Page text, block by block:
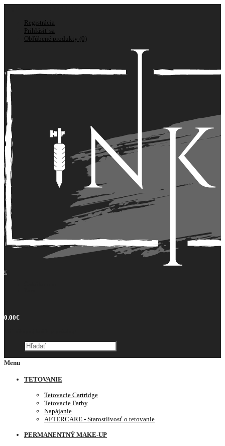
Registrácia
Prihlásiť sa
Obľúbené produkty (0)
€
0.00€
Menu
TETOVANIE
Tetovacie Cartridge
Tetovacie Farby
Napájanie
AFTERCARE - Starostlivosť o tetovanie
PERMANENTNÝ MAKE-UP